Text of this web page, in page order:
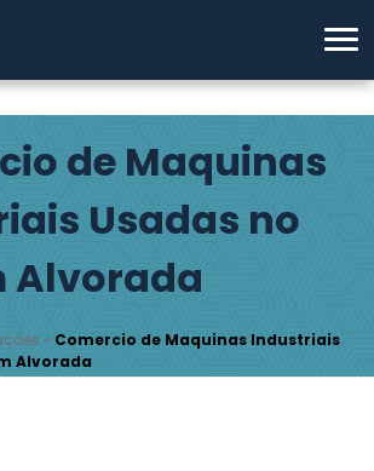
de Maquinas
Usadas no
Alvorada
» Comercio de Maquinas Industriais
Alvorada